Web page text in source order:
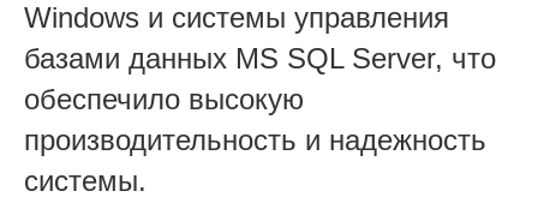
Windows и системы управления
базами данных MS SQL Server, что
обеспечило высокую
производительность и надежность
системы.